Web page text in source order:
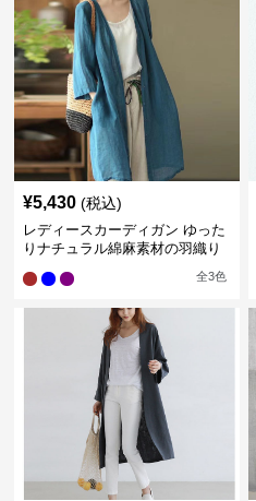
¥5,430 (税込)
レディースカーディガン ゆった
りナチュラル綿麻素材の羽織り
全3色